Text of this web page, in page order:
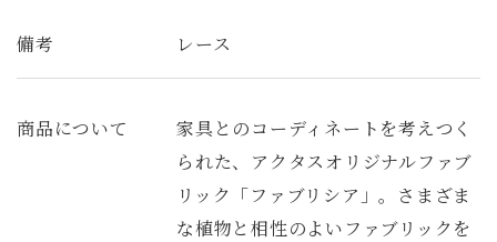
備考 レース
商品について
家具とのコーディネートを考えつく
られた、アクタスオリジナルファブ
リック「ファブリシア」。さまざま
な植物と相性のよいファブリックを